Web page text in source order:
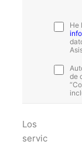
He
de
Los
servic